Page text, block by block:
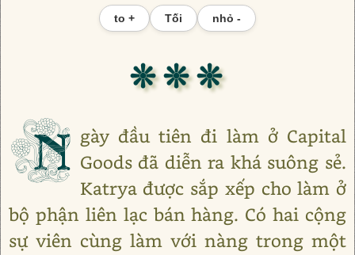
to + Tối nhỏ -
❊ ❊ ❊
N gày đầu tiên đi làm ở Capital
Goods đã diễn ra khá suông sẻ.
Katrya được sắp xếp cho làm ở
bộ phận liên lạc bán hàng. Có hai cộng
sự viên cùng làm với nàng trong một